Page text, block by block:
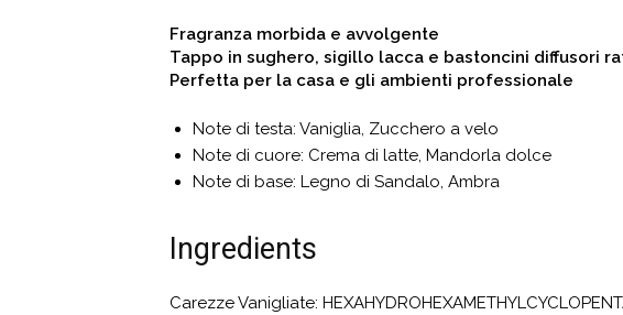
Fragranza morbida e avvolgente
Tappo in sughero, sigillo lacca e bastoncini diffusori
Perfetta per la casa e gli ambienti professionale
Note di testa: Vaniglia, Zucchero a velo
Note di cuore: Crema di latte, Mandorla dolce
Note di base: Legno di Sandalo, Ambra
Ingredients
Carezze Vanigliate: